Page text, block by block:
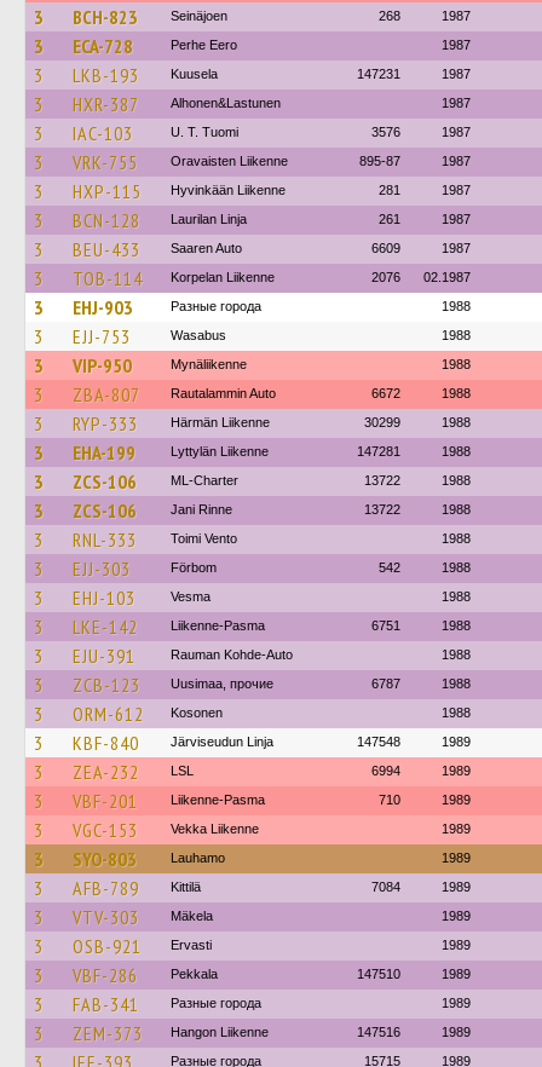
3 BCH-823 Seinäjoen 268 1987
3 ECA-728 Perhe Eero 1987
3 LKB-193 Kuusela 147231 1987
3 HXR-387 Alhonen&Lastunen 1987
3 IAC-103 U. T. Tuomi 3576 1987
3 VRK-755 Oravaisten Liikenne 895-87 1987
3 HXP-115 Hyvinkään Liikenne 281 1987
3 BCN-128 Laurilan Linja 261 1987
3 BEU-433 Saaren Auto 6609 1987
3 TOB-114 Korpelan Liikenne 2076 02.1987
3 EHJ-903 Разные города 1988
3 EJJ-753 Wasabus 1988
3 VIP-950 Mynäliikenne 1988
3 ZBA-807 Rautalammin Auto 6672 1988
3 RYP-333 Härmän Liikenne 30299 1988
3 EHA-199 Lyttylän Liikenne 147281 1988
3 ZCS-106 ML-Charter 13722 1988
3 ZCS-106 Jani Rinne 13722 1988
3 RNL-333 Toimi Vento 1988
3 EJJ-303 Förbom 542 1988
3 EHJ-103 Vesma 1988
3 LKE-142 Liikenne-Pasma 6751 1988
3 EJU-391 Rauman Kohde-Auto 1988
3 ZCB-123 Uusimaa, прочие 6787 1988
3 ORM-612 Kosonen 1988
3 KBF-840 Järviseudun Linja 147548 1989
3 ZEA-232 LSL 6994 1989
3 VBF-201 Liikenne-Pasma 710 1989
3 VGC-153 Vekka Liikenne 1989
3 SYO-803 Lauhamo 1989
3 AFB-789 Kittilä 7084 1989
3 VTV-303 Mäkela 1989
3 OSB-921 Ervasti 1989
3 VBF-286 Pekkala 147510 1989
3 FAB-341 Разные города 1989
3 ZEM-373 Hangon Liikenne 147516 1989
3 IEE-393 Разные города 15715 1989